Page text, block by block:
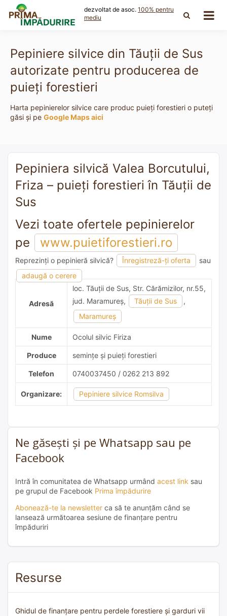
content
dezvoltat de asoc. 100% pentru
mediu
Pepiniere silvice din Tăuţii de Sus
autorizate pentru producerea de
puieți forestieri
Harta pepinierelor silvice care produc puieți forestieri o puteți
găsi și pe Google Maps aici
Pepiniera silvică Valea Borcutului,
Friza – puieți forestieri în Tăuţii de
Sus
Vezi toate ofertele pepinierelor
pe
www.puietiforestieri.ro
Reprezinți o pepinieră silvică? Înregistreză-ți oferta
sau
adaugă o cerere
adaugă o recomandare
Adresă
loc. Tăuţii de Sus, Str. Cărămizilor, nr.55,
jud. Maramureş,
Tăuţii de Sus
,
Maramureş
Nume Ocolul silvic Firiza
Produce semințe și puieți forestieri
Telefon 0740037450 / 0262 213 892
Organizare: Pepiniere silvice Romsilva
Ne găsești și pe Whatsapp sau pe
Facebook
Intră în comunitatea de Whatsapp urmând acest link sau
pe grupul de Facebook Prima împădurire
Abonează-te la newsletter ca să te anunțăm când se
lansează următoarea sesiune de finanțare pentru
împăduriri
Resurse
Ghidul de finanțare pentru perdele forestiere și garduri vii